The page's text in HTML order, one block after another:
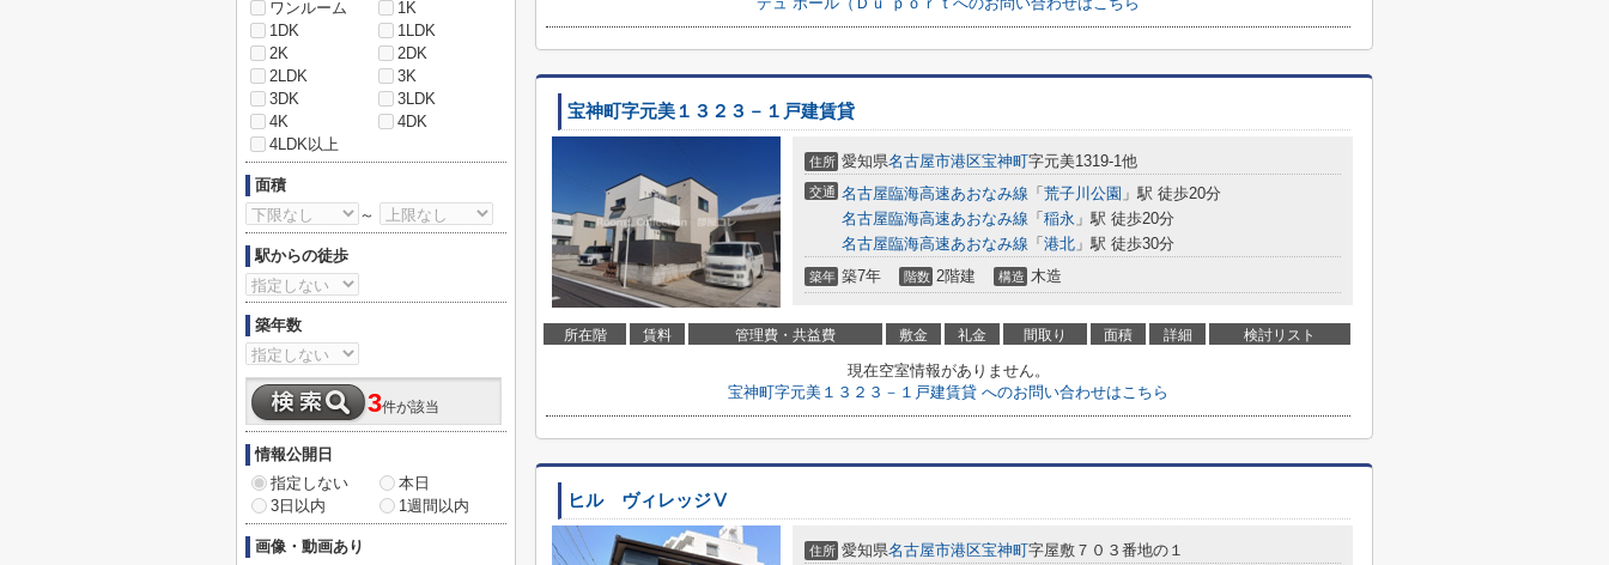
宝神町字元美１３２３－１戸建賃貸
住所 愛知県名古屋市港区宝神町字元美1319-1他
交通 名古屋臨海高速あおなみ線 「 荒子川公園 」駅 徒歩20分
名古屋臨海高速あおなみ線 「 稲永 」駅 徒歩20分
名古屋臨海高速あおなみ線 「 港北 」駅 徒歩30分
築年 築7年 階数 2階建 構造 木造
所在階 賃料 管理費・共益費 敷金 礼金 間取り 面積 詳細 検討リスト
現在空室情報がありません。
宝神町字元美１３２３－１戸建賃貸 へのお問い合わせはこちら
ヒル ヴィレッジⅤ
住所 愛知県名古屋市港区宝神町字屋敷７０３番地の１
ワンルーム
1K
1DK
1LDK
2K
2DK
2LDK
3K
3DK
3LDK
4K
4DK
4LDK以上
面積
～
駅からの徒歩
築年数
3件が該当
情報公開日
指定しない
本日
3日以内
1週間以内
画像・動画あり